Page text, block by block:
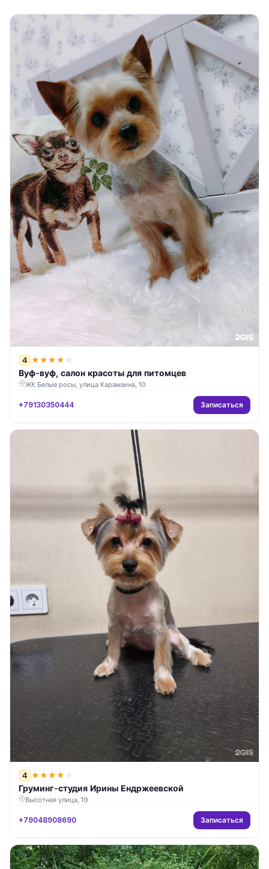
4 ★★★★ ★
Вуф-вуф, салон красоты для питомцев
ЖК Белые росы, улица Карамзина, 10
+79130350444 Записаться
4 ★★★★ ★
Груминг-студия Ирины Ендржеевской
Высотная улица, 19
+79048908690 Записаться